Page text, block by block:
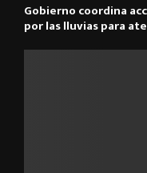
Gobierno coordina
por las lluvias para